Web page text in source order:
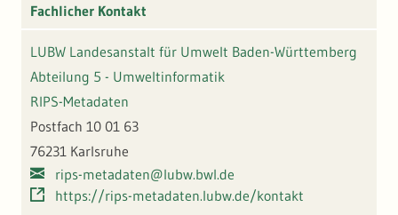
Fachlicher Kontakt
LUBW Landesanstalt für Umwelt Baden-Württemberg
Abteilung 5 - Umweltinformatik
RIPS-Metadaten
Postfach 10 01 63
76231 Karlsruhe
rips-metadaten@lubw.bwl.de
https://rips-metadaten.lubw.de/kontakt